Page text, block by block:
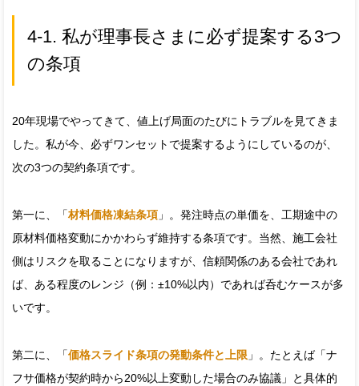
4-1. 私が理事長さまに必ず提案する3つ
の条項
20年現場でやってきて、値上げ局面のたびにトラブルを見てきま
した。私が今、必ずワンセットで提案するようにしているのが、
次の3つの契約条項です。
第一に、「材料価格凍結条項 」。発注時点の単価を、工期途中の
原材料価格変動にかかわらず維持する条項です。当然、施工会社
側はリスクを取ることになりますが、信頼関係のある会社であれ
ば、ある程度のレンジ（例：±10%以内）であれば呑むケースが多
いです。
第二に、「価格スライド条項の発動条件と上限 」。たとえば「ナ
フサ価格が契約時から20%以上変動した場合のみ協議」と具体的